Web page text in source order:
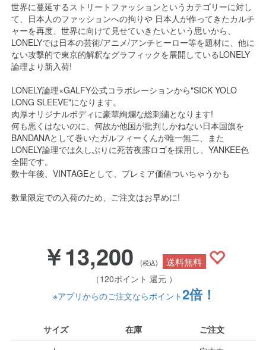
世界に蔓延するストリートファッションというカテゴリーに対し
て、日本人のファッションへの拘りや 日本人が作ってきたカルチ
ャーを再度、世界に向けて見せていきたいという思いから、
LONELYでは日本の芸術/アニメ/アンチヒーロー等を題材に、他に
ない攻撃的で東京的解釈なグラフィックを展開しているLONELY
論理より新入荷!
LONELY論理×GALFY公式コラボレーションから"SICK YOLO
LONG SLEEVE"になります。
肉厚オリジナルボディに豪華絢爛な総刺繍となります!
何も悪くはないのに、何故か他国が批判しかねない日本国旗を
BANDANAとして巻いたガルフィーくんが唯一無二、また
LONELY論理では久しぶりに死苦夜露ロゴを採用し、YANKEE色
全開です。
数十年後、VINTAGEとして、プレミア価値ついちゃうかも
数量限定での入荷のため、ご注文はお早めに!
￥13,200 (税込) 送料無料
（120ポイント 還元 ）
※アプリからのご注文ならポイント2倍！
サイズ 在庫
ご注文